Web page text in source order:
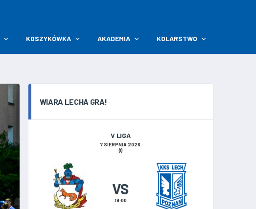
KOSZYKÓWKA AKADEMIA KOLARSTWO
WIARA LECHA GRA!
V LIGA
7 SIERPNIA 2026
(1)
VS
19:00